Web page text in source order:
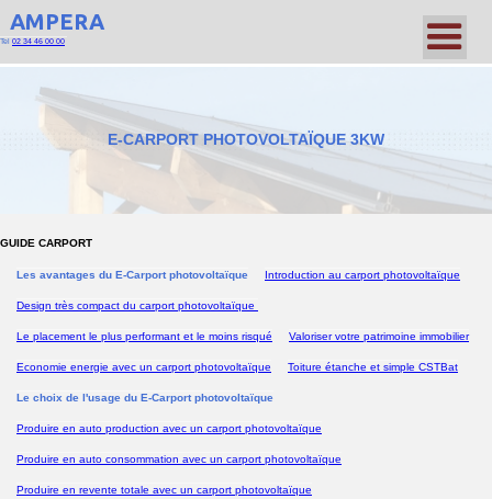
AMPERA
Tel 02 34 46 00 00
E-CARPORT PHOTOVOLTAÏQUE 3KW
GUIDE CARPORT
Les avantages du E-Carport photovoltaïque Introduction au carport photovoltaïque
Design très compact du carport photovoltaïque
Le placement le plus performant et le moins risqué Valoriser votre patrimoine immobilier
Economie energie avec un carport photovoltaïque Toiture étanche et simple CSTBat
Le choix de l'usage du E-Carport photovoltaïque
Produire en auto production avec un carport photovoltaïque
Produire en auto consommation avec un carport photovoltaïque
Produire en revente totale avec un carport photovoltaïque